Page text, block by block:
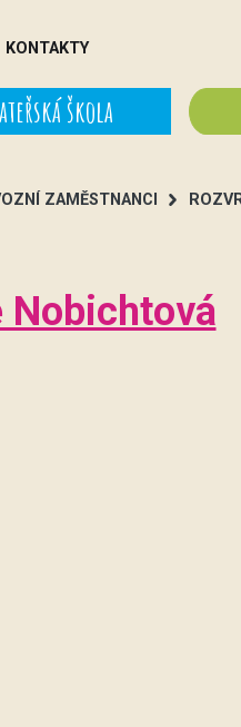
KONTAKTY
škola
ZAMĚSTNANCI
Nobichtová